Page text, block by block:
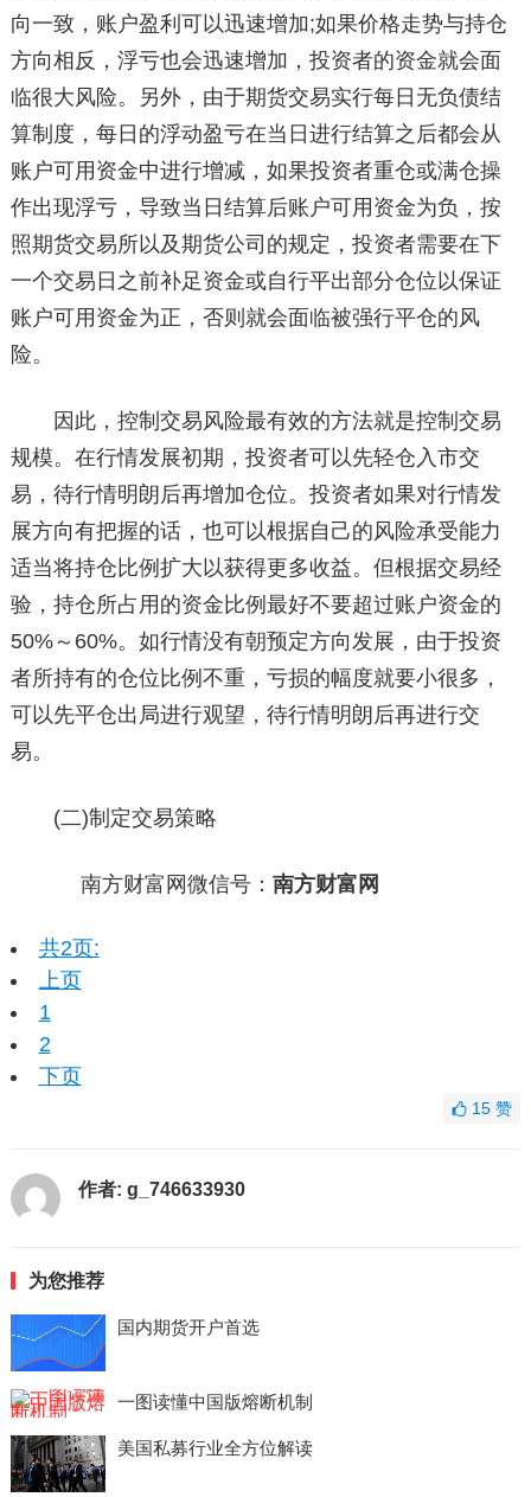
向一致，账户盈利可以迅速增加;如果价格走势与持仓
方向相反，浮亏也会迅速增加，投资者的资金就会面
临很大风险。另外，由于期货交易实行每日无负债结
算制度，每日的浮动盈亏在当日进行结算之后都会从
账户可用资金中进行增减，如果投资者重仓或满仓操
作出现浮亏，导致当日结算后账户可用资金为负，按
照期货交易所以及期货公司的规定，投资者需要在下
一个交易日之前补足资金或自行平出部分仓位以保证
账户可用资金为正，否则就会面临被强行平仓的风
险。
因此，控制交易风险最有效的方法就是控制交易
规模。在行情发展初期，投资者可以先轻仓入市交
易，待行情明朗后再增加仓位。投资者如果对行情发
展方向有把握的话，也可以根据自己的风险承受能力
适当将持仓比例扩大以获得更多收益。但根据交易经
验，持仓所占用的资金比例最好不要超过账户资金的
50%～60%。如行情没有朝预定方向发展，由于投资
者所持有的仓位比例不重，亏损的幅度就要小很多，
可以先平仓出局进行观望，待行情明朗后再进行交
易。
(二)制定交易策略
南方财富网微信号： 南方财富网
共2页:
上页
1
2
下页
15赞
作者: g_746633930
为您推荐
国内期货开户首选
一图读懂中国版熔断机制
美国私募行业全方位解读